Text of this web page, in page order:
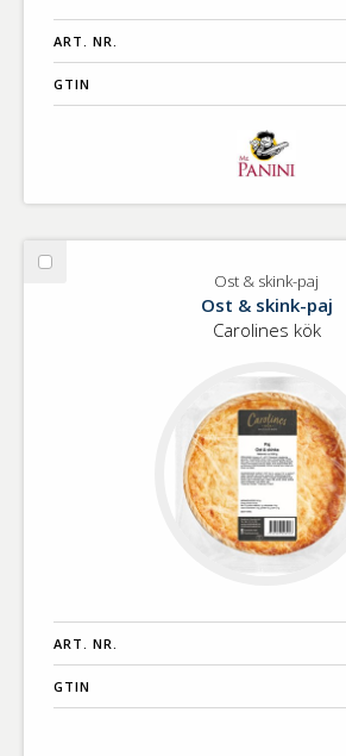
ART. NR.
GTIN
Välj
Ost & skink-paj
Ost & skink-paj
Carolines kök
ART. NR.
GTIN